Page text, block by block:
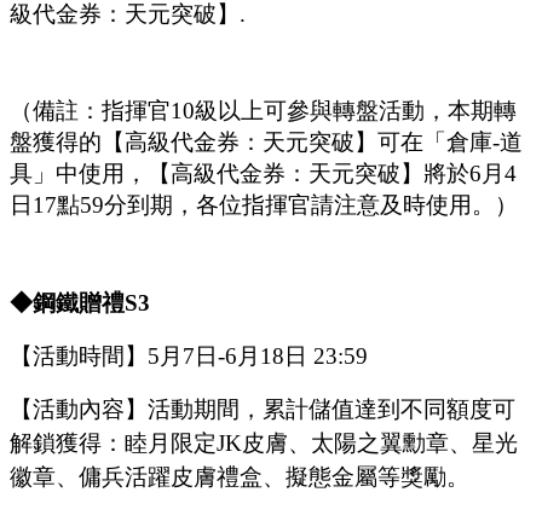
級代金券： 天元突破】 .
（備註：指揮官10級以上可參與轉盤活動，本期轉
盤獲得的【高級代金券： 天元突破】可在 「 倉庫-道
具 」 中使用，【高級代金券： 天元突破】將於6 月 4
日 17點59分到期，各位指揮官請注意及時使用。）
◆鋼鐵贈禮S3
【活動時間】 5月 7 日-6 月 18 日 23:59
【活動內容】活動期間，累計儲值達到不同額度可
解鎖獲得：睦月限定JK皮膚、太陽之翼勳章、 星光
徽章、 傭兵活躍皮膚禮盒、 擬態金屬等獎勵。